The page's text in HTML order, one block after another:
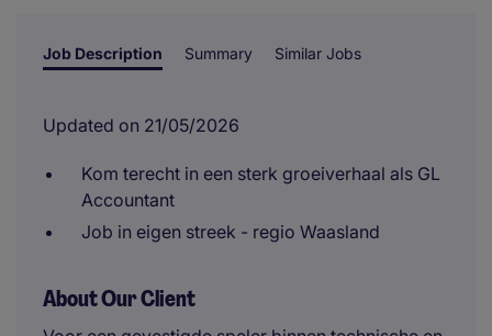
Job Description Summary Similar Jobs
Updated on 21/05/2026
Kom terecht in een sterk groeiverhaal als GL
Accountant
Job in eigen streek - regio Waasland
About Our Client